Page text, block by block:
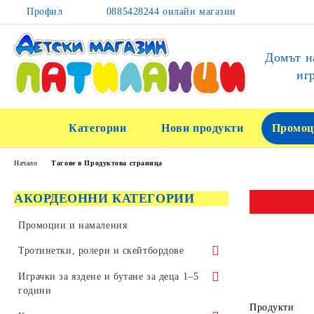
Профил 0885428244 онлайн магазин
Домът
Категории Нови продукти
АКОРДЕОННИ КАТЕГОРИИ
Промоции и намаления
Тротинетки, ролери и скейтбордове
Тротинетки за трикове и скачане
Играчки за яздене и бутане за деца 1–5
години
Начало Тагове в Продуктова страница
Продукти